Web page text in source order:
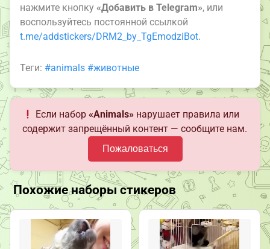
нажмите кнопку «Добавить в Telegram», или
воспользуйтесь постоянной ссылкой
t.me/addstickers/DRM2_by_TgEmodziBot.
Теги: #animals #животные
Если набор«Animals» нарушает правила или
содержит запрещённый контент — сообщите нам.
Пожаловаться
Похожие наборы стикеров